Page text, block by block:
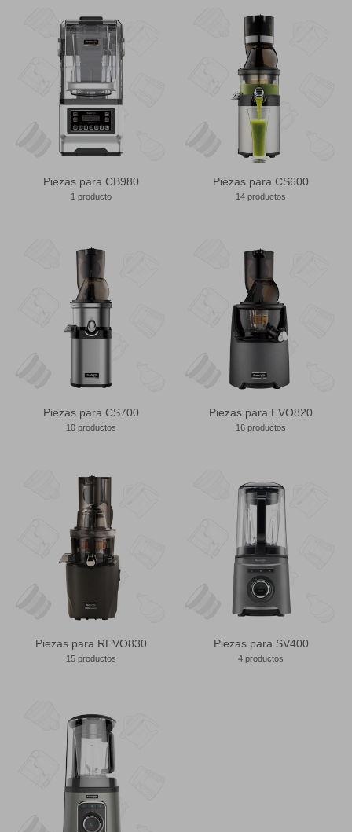
Piezas para CB980
1 producto
Piezas para CS600
14 productos
Piezas para CS700
10 productos
Piezas para EVO820
16 productos
Piezas para REVO830
15 productos
Piezas para SV400
4 productos